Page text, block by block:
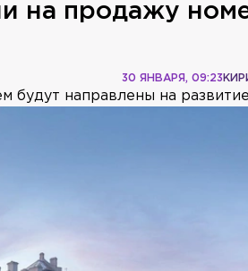
на продажу
30 ЯНВАРЯ, 09:23
будут направлены на